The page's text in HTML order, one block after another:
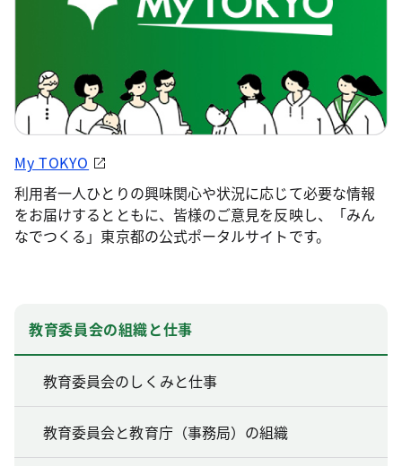
My TOKYO
利用者一人ひとりの興味関心や状況に応じて必要な情報
をお届けするとともに、皆様のご意見を反映し、「みん
なでつくる」東京都の公式ポータルサイトです。
教育委員会の組織と仕事
教育委員会のしくみと仕事
教育委員会と教育庁（事務局）の組織